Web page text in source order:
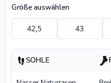
Größe auswählen
42,5 43
SOHLE